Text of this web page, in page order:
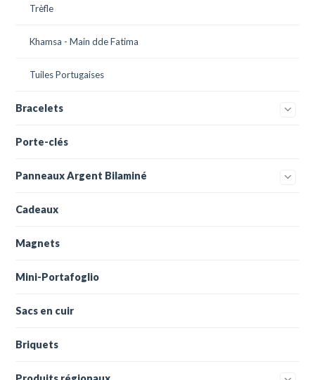
Trèfle
Khamsa - Main dde Fatima
Tuiles Portugaises
Bracelets
Porte-clés
Panneaux Argent Bilaminé
Cadeaux
Magnets
Mini-Portafoglio
Sacs en cuir
Briquets